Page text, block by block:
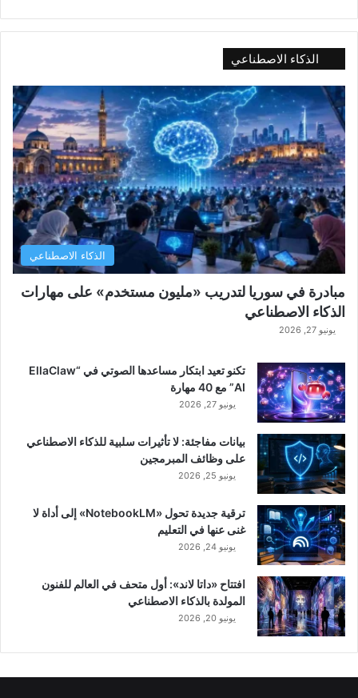
الذكاء الاصطناعي
الذكاء الاصطناعي
مبادرة في سوريا لتدريب «مليون مستخدم» على مهارات
الذكاء الاصطناعي
يونيو 27, 2026
تكنو تعيد ابتكار مساعدها الصوتي في “EllaClaw
AI” مع 40 مهارة
يونيو 27, 2026
بيانات مفاجئة: لا تأثيرات سلبية للذكاء الاصطناعي
على وظائف المبرمجين
يونيو 25, 2026
ترقية جديدة تحول «NotebookLM» إلى أداة لا
غنى عنها في التعليم
يونيو 24, 2026
افتتاح «داتا لاند»: أول متحف في العالم للفنون
المولدة بالذكاء الاصطناعي
يونيو 20, 2026